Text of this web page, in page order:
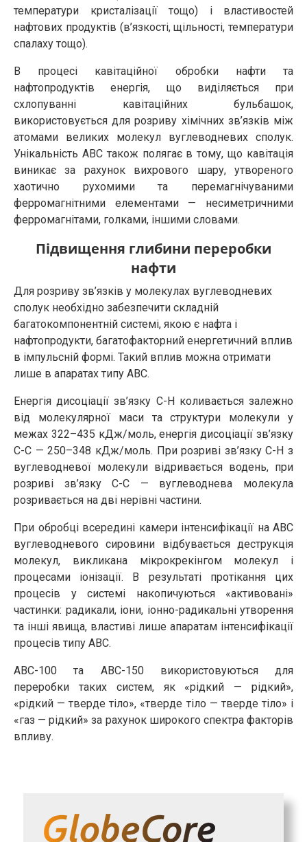
температури кристалізації тощо) і властивостей
нафтових продуктів (в’язкості, щільності, температури
спалаху тощо).
В процесі кавітаційної обробки нафти та
нафтопродуктів енергія, що виділяється при
схлопуванні кавітаційних бульбашок,
використовується для розриву хімічних зв’язків між
атомами великих молекул вуглеводневих сполук.
Унікальність АВС також полягає в тому, що кавітація
виникає за рахунок вихрового шару, утвореного
хаотично рухомими та перемагнічуваними
ферромагнітними елементами — несиметричними
ферромагнітами, голками, іншими словами.
Підвищення глибини переробки
нафти
Для розриву зв’язків у молекулах вуглеводневих
сполук необхідно забезпечити складній
багатокомпонентній системі, якою є нафта і
нафтопродукти, багато­факторний енергетичний вплив
в імпульсній формі. Такий вплив можна отримати
лише в апаратах типу АВС.
Енергія дисоціації зв’язку C-H коливається залежно
від молекулярної маси та структури молекули у
межах 322–435 кДж/моль, енергія дисоціації зв’язку
С-С — 250–348 кДж/моль. При розриві зв’язку С-Н з
вуглеводневої молекули відривається водень, при
розриві зв’язку С-С — вуглеводнева молекула
розривається на дві нерівні частини.
При обробці всередині камери інтенсифікації на АВС
вуглеводневого сировини відбувається деструкція
молекул, викликана мікрокрекінгом молекул і
процесами іонізації. В результаті протікання цих
процесів у системі накопичуються «активовані»
частинки: радикали, іони, іонно-радикальні утворення
та інші явища, властиві лише апаратам інтенсифікації
процесів типу АВС.
АВС-100 та АВС-150 використовуються для
переробки таких систем, як «рідкий — рідкий»,
«рідкий — тверде тіло», «тверде тіло — тверде тіло» і
«газ — рідкий» за рахунок широкого спектра факторів
впливу.